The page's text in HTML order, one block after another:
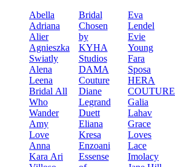
Abella
Adriana
Alier
Agnieszka
Swiatly
Alena
Leena
Bridal All
Who
Wander
Amy
Love
Anna
Kara Ari
Bridal
Chosen
by
KYHA
Studios
DAMA
Couture
Diane
Legrand
Duett
Eliana
Kresa
Enzoani
Essense
Eva
Lendel
Evie
Young
Fara
Sposa
HERA
COUTURE
Galia
Lahav
Grace
Loves
Lace
Imolacy